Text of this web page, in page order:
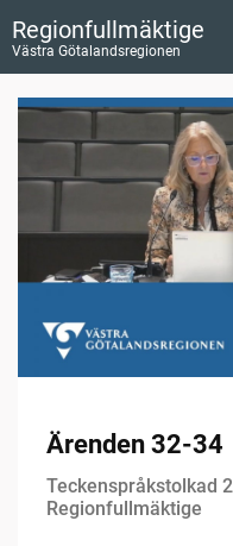
Regionfullmäktige
Västra Götalandsregionen
Ärenden 32-34
Teckenspråkstolkad
Regionfullmäktige